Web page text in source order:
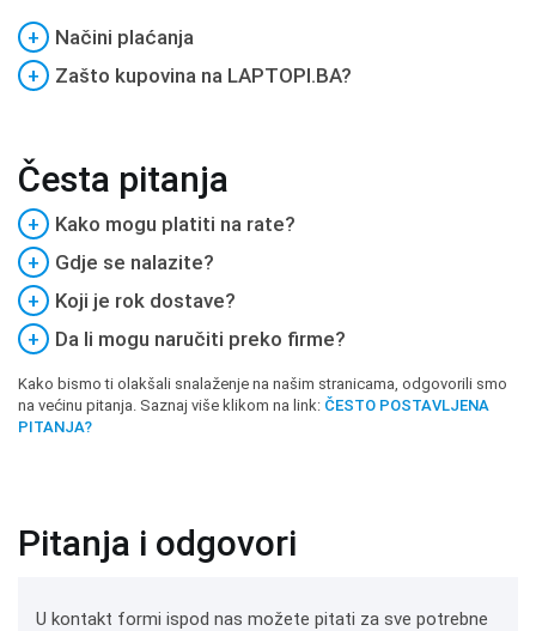
+
Načini plaćanja
+
Zašto kupovina na LAPTOPI.BA?
Česta pitanja
+
Kako mogu platiti na rate?
+
Gdje se nalazite?
+
Koji je rok dostave?
+
Da li mogu naručiti preko firme?
Kako bismo ti olakšali snalaženje na našim stranicama, odgovorili smo
na većinu pitanja. Saznaj više klikom na link: ČESTO POSTAVLJENA
PITANJA?
Pitanja i odgovori
U kontakt formi ispod nas možete pitati za sve potrebne